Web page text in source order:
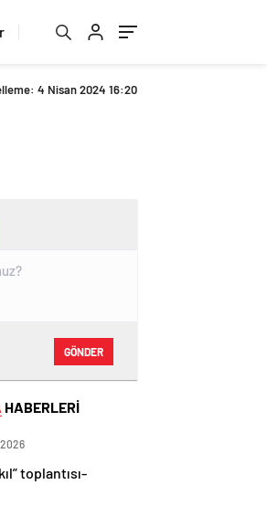
4 Nisan 2024 16:20
GÖNDER
HABERLERİ
toplantısı-